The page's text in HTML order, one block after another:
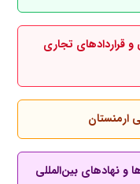
و قراردادهای تجاری
ارمنستان
و نهادهای بین‌المللی